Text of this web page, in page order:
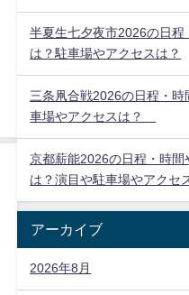
半夏生七夕夜市2026の日程
は？駐車場やアクセスは？
三条凧合戦2026の日程・時
車場やアクセスは？
京都薪能2026の日程・時間
は？演目や駐車場やアクセ
アーカイブ
2026年8月